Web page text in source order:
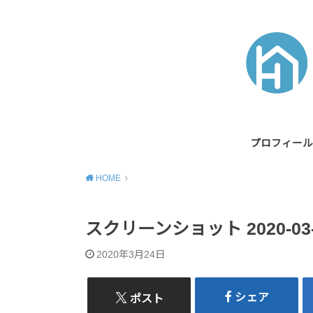
プロフィール
HOME
スクリーンショット 2020-
2020年3月24日
ポスト シェア